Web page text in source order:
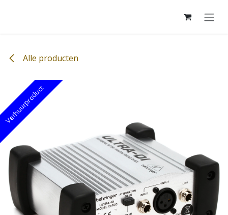
Alle producten
Verhuurproduct